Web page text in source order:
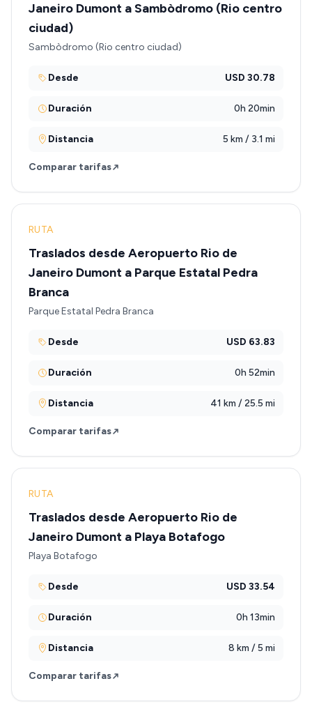
Janeiro Dumont a Sambòdromo (Rio centro
ciudad)
Sambòdromo (Rio centro ciudad)
Desde USD 30.78
Duración 0h 20min
Distancia 5 km / 3.1 mi
Comparar tarifas
RUTA
Traslados desde Aeropuerto Rio de
Janeiro Dumont a Parque Estatal Pedra
Branca
Parque Estatal Pedra Branca
Desde USD 63.83
Duración 0h 52min
Distancia 41 km / 25.5 mi
Comparar tarifas
RUTA
Traslados desde Aeropuerto Rio de
Janeiro Dumont a Playa Botafogo
Playa Botafogo
Desde USD 33.54
Duración 0h 13min
Distancia 8 km / 5 mi
Comparar tarifas